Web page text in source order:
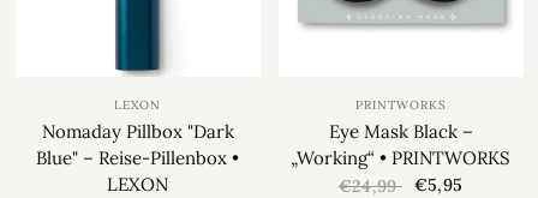
LEXON
Nomaday Pillbox "Dark
Blue" – Reise-Pillenbox •
LEXON
PRINTWORKS
Eye Mask Black –
„Working“ • PRINTWORKS
€24,99 €5,95